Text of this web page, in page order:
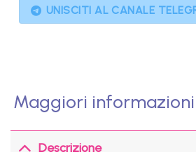
UNISCITI AL CANALE
Maggiori
Descrizione